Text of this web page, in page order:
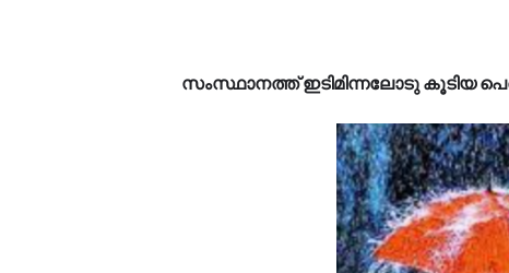
സംസ്ഥാനത്ത് ഇടിമിന്നലോടു കൂടിയ